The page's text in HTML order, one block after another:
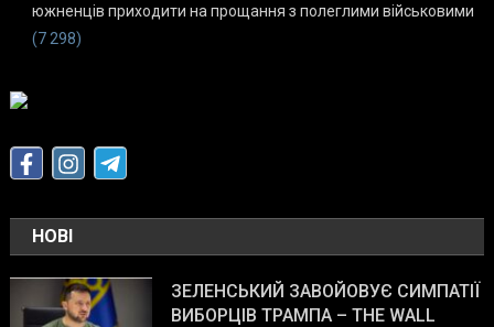
южненців приходити на прощання з полеглими військовими
(7 298)
НОВІ
ЗЕЛЕНСЬКИЙ ЗАВОЙОВУЄ СИМПАТІЇ
ВИБОРЦІВ ТРАМПА – THE WALL